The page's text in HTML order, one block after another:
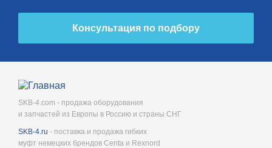
Консультация по подбору
SKB-4.com - продажа оборудования
и запчастей из Европы в Россию и страны СНГ
SKB-4.ru - поставка и продажа гибких
муфт немецких брендов Centa и Rexnord